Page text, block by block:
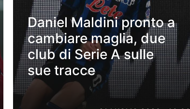
Daniel Maldini pronto a
cambiare maglia, due
club di Serie A sulle
sue tracce